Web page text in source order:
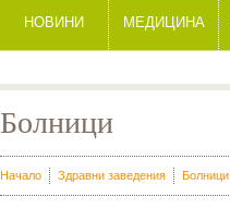
НОВИНИ МЕДИЦИНА
Болници
Начало Здравни заведения Болници